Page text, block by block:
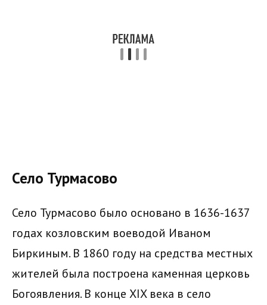
Село Турмасово
Село Турмасово было основано в 1636-1637
годах козловским воеводой Иваном
Биркиным. В 1860 году на средства местных
жителей была построена каменная церковь
Богоявления. В конце XIX века в село